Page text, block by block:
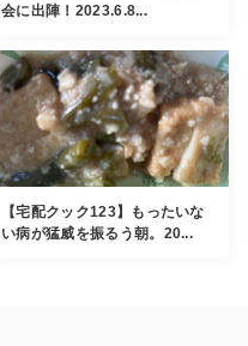
会に出陣！2023.6.8...
【宅配クック123】もったいな
い病が猛威を振るう朝。20...